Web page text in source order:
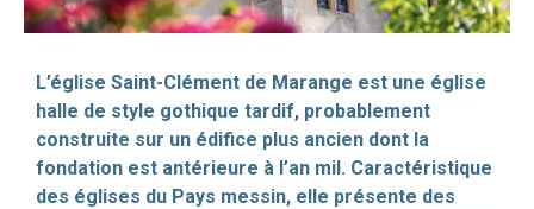
L’église Saint-Clément de Marange est une église
halle de style gothique tardif, probablement
construite sur un édifice plus ancien dont la
fondation est antérieure à l’an mil. Caractéristique
des églises du Pays messin, elle présente des